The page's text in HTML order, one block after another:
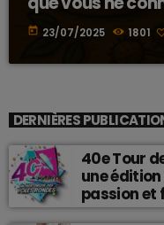
today 23/07/2025 1801
DERNIÈRES
40e Tour
une
passion et